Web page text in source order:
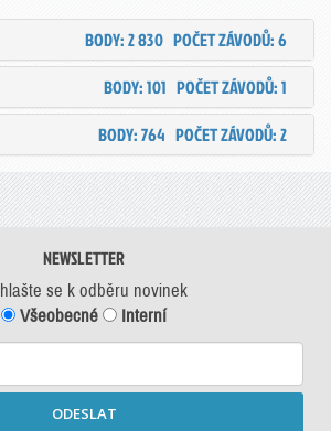
POČET ZÁVODŮ: 6
BODY: 2 830
POČET ZÁVODŮ: 1
BODY: 101
POČET ZÁVODŮ: 2
BODY: 764
NEWSLETTER
se k odběru novinek
Všeobecné
Interní
ODESLAT